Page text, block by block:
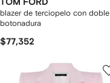
TOM FORD
blazer de terciopelo con doble
botonadura
$77,352